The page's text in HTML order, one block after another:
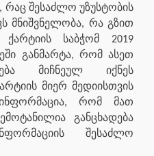
რაც შესაძლო უზუსტობის
მნიშვნელობა, რა გზით
ქარტიის საბჭომ 2019
განმარტა, რომ ასეთ
მიჩნეულ იქნეს
მიერ მედიისთვის
რომ მათ
განცხადება
შესაძლო